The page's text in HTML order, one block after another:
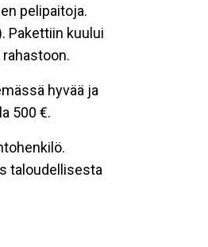
pelipaitoja.
Pakettiin kuului
hyvää ja
500 €.
taloudellisesta